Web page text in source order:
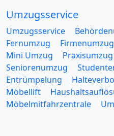
Umzugsservice
Umzugsservice
Fernumzug
Firmenumzug
Mini Umzug
Praxisumzug
Seniorenumzug
Entrümpelung
Möbellift
Möbelmitfahrzentrale